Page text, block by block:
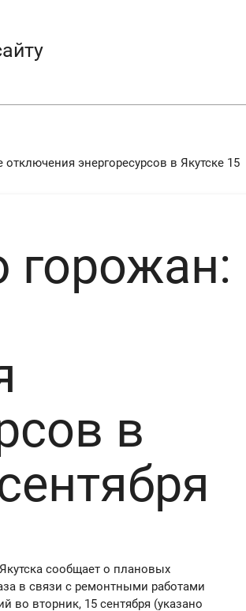
энергоресурсов в Якутске 15
горожан:
в
сообщает о плановых
в связи с ремонтными работами
во вторник, 15 сентября (указано